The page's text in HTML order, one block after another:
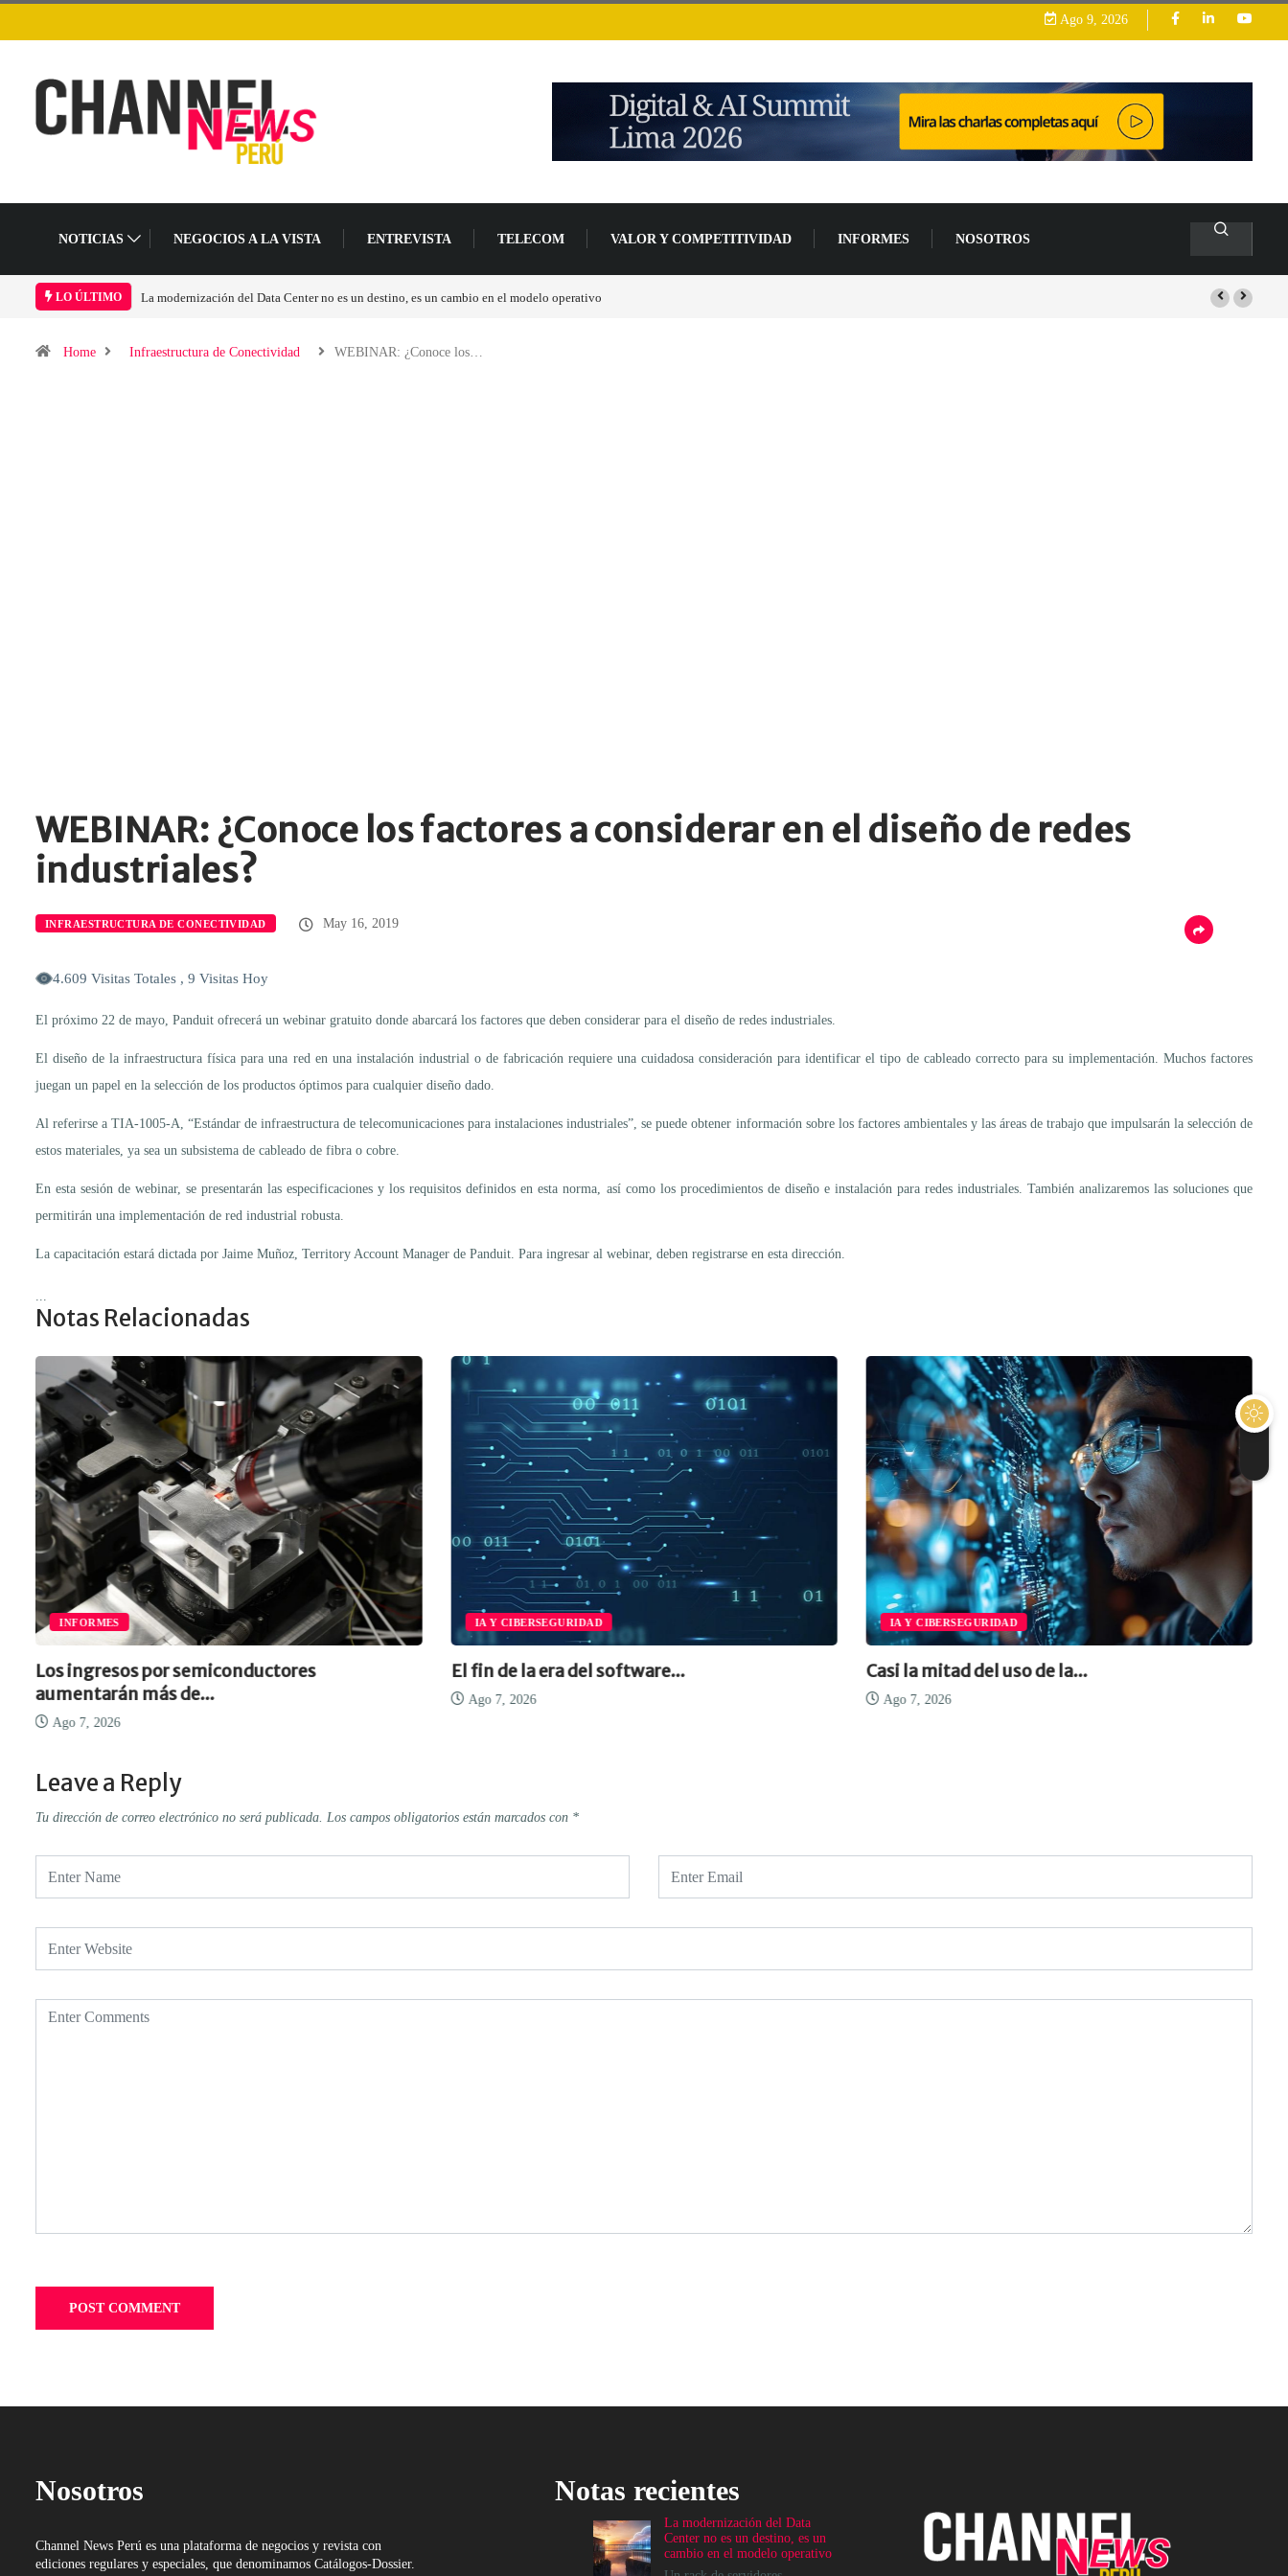
Ago 9, 2026
NOTICIAS NEGOCIOS A LA VISTA ENTREVISTA TELECOM VALOR Y COMPETITIVIDAD INFORMES NOSOTROS
LO ÚLTIMO La modernización del Data Center no es un destino, es un cambio en el modelo operativo
Home Infraestructura de Conectividad WEBINAR: ¿Conoce los…
WEBINAR: ¿Conoce los factores a considerar en el diseño de redes
industriales?
INFRAESTRUCTURA DE CONECTIVIDAD May 16, 2019
4.609 Visitas Totales , 9 Visitas Hoy
El próximo 22 de mayo, Panduit ofrecerá un webinar gratuito donde abarcará los factores que deben considerar para el diseño de redes industriales.
El diseño de la infraestructura física para una red en una instalación industrial o de fabricación requiere una cuidadosa consideración para identificar el tipo de cableado correcto para su implementación. Muchos factores
juegan un papel en la selección de los productos óptimos para cualquier diseño dado.
Al referirse a TIA-1005-A, “Estándar de infraestructura de telecomunicaciones para instalaciones industriales”, se puede obtener información sobre los factores ambientales y las áreas de trabajo que impulsarán la selección de
estos materiales, ya sea un subsistema de cableado de fibra o cobre.
En esta sesión de webinar, se presentarán las especificaciones y los requisitos definidos en esta norma, así como los procedimientos de diseño e instalación para redes industriales. También analizaremos las soluciones que
permitirán una implementación de red industrial robusta.
La capacitación estará dictada por Jaime Muñoz, Territory Account Manager de Panduit. Para ingresar al webinar, deben registrarse en esta dirección.
Notas Relacionadas
INFORMES
Los ingresos por semiconductores
aumentarán más de...
Ago 7, 2026
IA Y CIBERSEGURIDAD
El fin de la era del software...
Ago 7, 2026
IA Y CIBERSEGURIDAD
Casi la mitad del uso de la...
Ago 7, 2026
Leave a Reply
Tu dirección de correo electrónico no será publicada. Los campos obligatorios están marcados con *
Nosotros
Channel News Perú es una plataforma de negocios y revista con
ediciones regulares y especiales, que denominamos Catálogos-Dossier.
Notas recientes
La modernización del Data
Center no es un destino, es un
cambio en el modelo operativo